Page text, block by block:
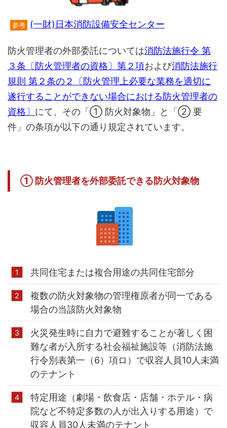
参考 (一財)日本消防設備安全センター
防火管理者の外部委託については消防法施行令 第
３条〔防火管理者の資格〕第２項および消防法施行
規則 第２条の２〔防火管理上必要な業務を適切に
遂行することができない場合における防火管理者の
資格〕 にて、その「① 防火対象物」と「② 要
件」の条項が以下の通り規定されています。
① 防火管理者を外部委託できる防火対象物
共同住宅または複合用途の共同住宅部分
複数の防火対象物の管理権原者が同一である
場合の当該防火対象物
火災発生時に自力で避難することが著しく困
難な者が入所する社会福祉施設等（消防法施
行令別表第一（6）項ロ）で収容人員10人未満
のテナント
特定用途（劇場・飲食店・店舗・ホテル・病
院など不特定多数の人が出入りする用途）で
収容人員30人未満のテナント